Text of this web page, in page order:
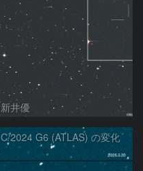
新井優
C/2024 G6 (ATLAS) の変化